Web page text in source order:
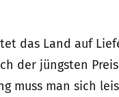
das Land auf
der jüngsten
muss man sich